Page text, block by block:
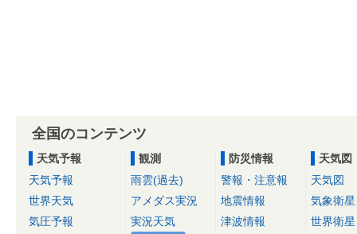
全国のコンテンツ
天気予報
天気予報
世界天気
気圧予報
観測
雨雲(過去)
アメダス実況
実況天気
防災情報
警報・注意報
地震情報
津波情報
天気図
天気図
気象衛星
世界衛星